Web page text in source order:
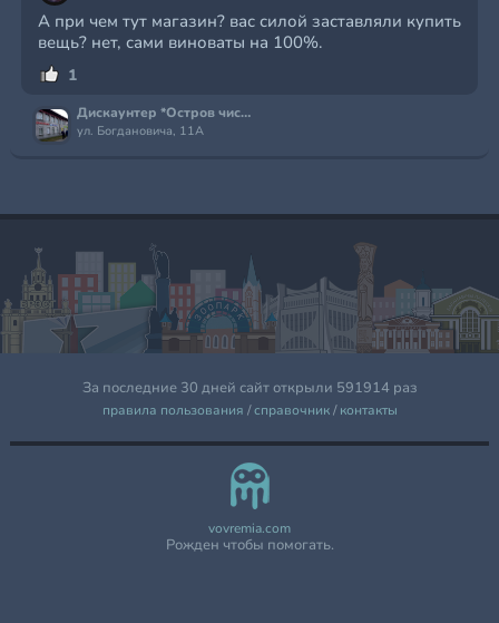
А при чем тут магазин? вас силой заставляли купить
вещь? нет, сами виноваты на 100%.
1
Дискаунтер *Остров чистоты и вкуса*
ул. Богдановича, 11А
За последние 30 дней сайт открыли 591914 раз
правила пользования /справочник/контакты
vovremia.com
Рожден чтобы помогать.